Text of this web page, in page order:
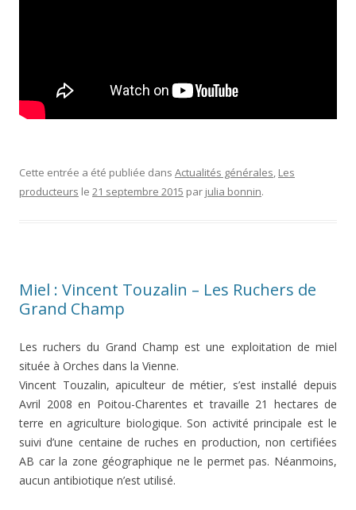
Cette entrée a été publiée dans Actualités générales, Les
producteurs le 21 septembre 2015 par julia bonnin.
Miel : Vincent Touzalin – Les Ruchers de
Grand Champ
Les ruchers du Grand Champ est une exploitation de miel
située à Orches dans la Vienne.
Vincent Touzalin, apiculteur de métier, s’est installé depuis
Avril 2008 en Poitou-Charentes et travaille 21 hectares de
terre en agriculture biologique. Son activité principale est le
suivi d’une centaine de ruches en production, non certifiées
AB car la zone géographique ne le permet pas. Néanmoins,
aucun antibiotique n’est utilisé.